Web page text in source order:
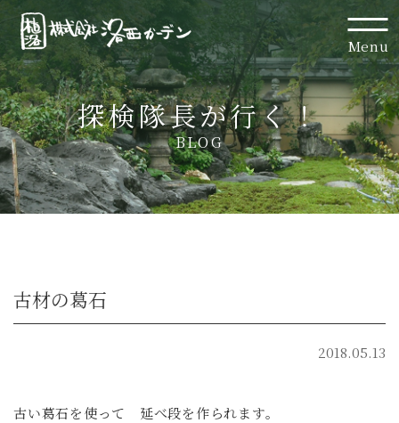
Menu
探検隊長が行く！
BLOG
古材の葛石
2018.05.13
古い葛石を使って 延べ段を作られます。